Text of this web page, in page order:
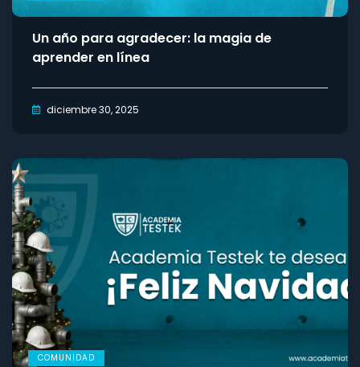
Un año para agradecer: la magia de
aprender en línea
diciembre 30, 2025
COMUNIDAD